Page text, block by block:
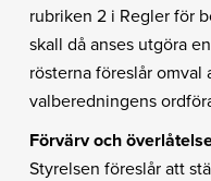
rubriken 2 i Regler för
skall då anses utgöra
rösterna föreslår omval
valberedningens
Förvärv och
Styrelsen föreslår att